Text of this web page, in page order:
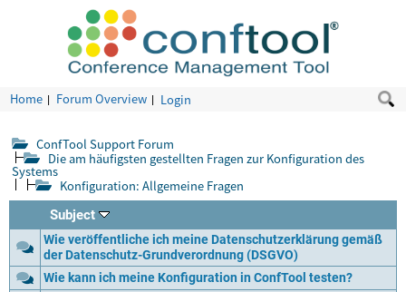
Home Forum Overview Login
ConfTool Support Forum
Die am häufigsten gestellten Fragen zur Konfiguration des
Systems
Konfiguration: Allgemeine Fragen
Subject
Wie veröffentliche ich meine Datenschutzerklärung gemäß
der Datenschutz-Grundverordnung (DSGVO)
Wie kann ich meine Konfiguration in ConfTool testen?